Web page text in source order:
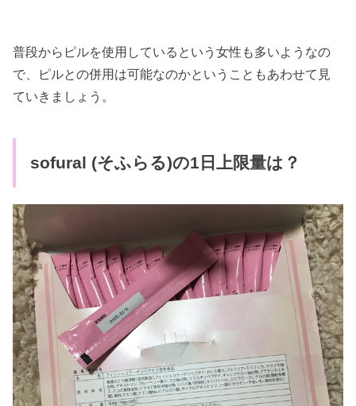
普段からピルを使用しているという女性も多いようなの
で、ピルとの併用は可能なのかということもあわせて見
ていきましょう。
sofural (そふらる)の1日上限量は？